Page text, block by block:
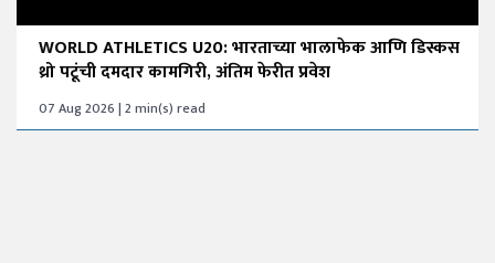
WORLD ATHLETICS U20: भारताच्या भालाफेक आणि डिस्कस
थ्रो पटूंची दमदार कामगिरी, अंतिम फेरीत प्रवेश
07 Aug 2026 | 2 min(s) read